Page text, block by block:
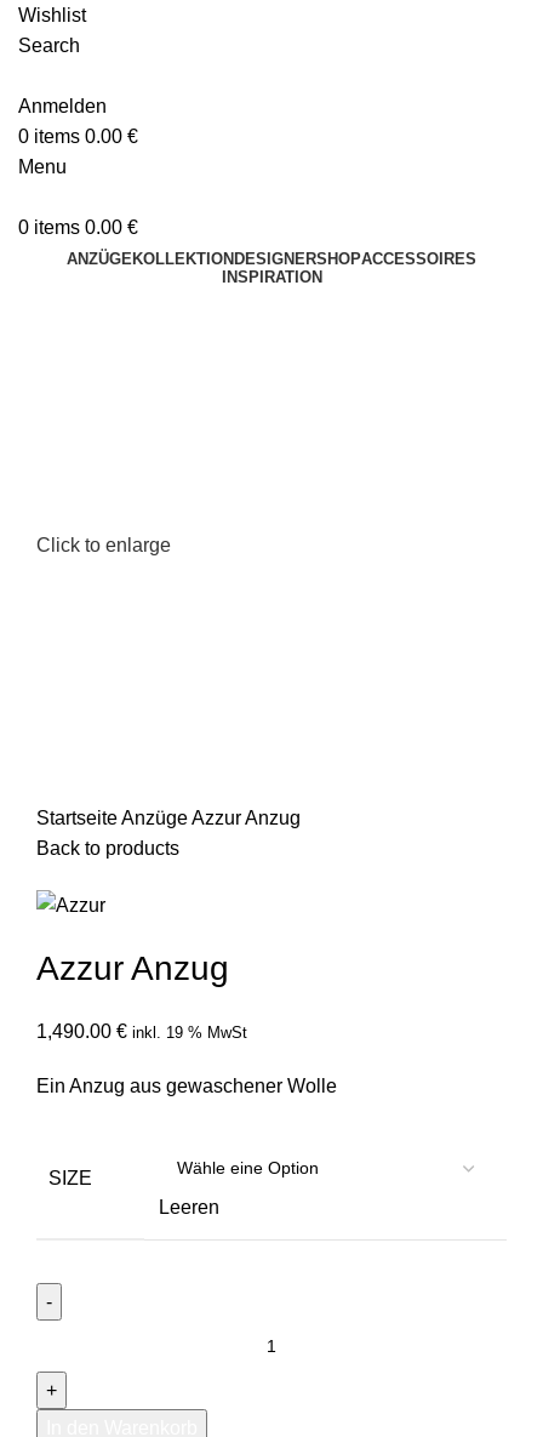
Wishlist
Search
Anmelden
0 items 0.00 €
Menu
0 items 0.00 €
ANZÜGEKOLLEKTION DESIGNERSHOPACCESSOIRES
INSPIRATION
Click to enlarge
StartseiteAnzügeAzzur Anzug
Back to products
Azzur Anzug
1,490.00 € inkl. 19 % MwSt
Ein Anzug aus gewaschener Wolle
SIZE
Leeren
Menge